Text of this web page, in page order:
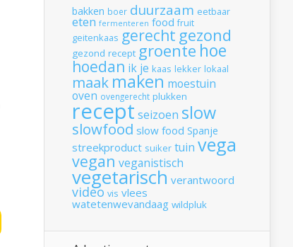
bakken boer duurzaam eetbaar
eten fermenteren food fruit
geitenkaas gerecht gezond
gezond recept groente hoe
hoedan ik je kaas lekker lokaal
maak maken moestuin
oven ovengerecht plukken
recept seizoen slow
slowfood slow food Spanje
streekproduct suiker tuin vega
vegan veganistisch
vegetarisch verantwoord
video vis vlees
watetenwevandaag wildpluk